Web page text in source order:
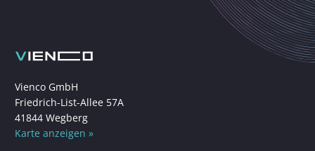
Adresse
Vienco GmbH
Friedrich-List-Allee 57A
41844 Wegberg
Karte anzeigen »